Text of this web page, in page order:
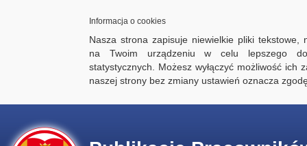
Informacja o cookies
Nasza strona zapisuje niewielkie pliki tekstowe,
na Twoim urządzeniu w celu lepszego
statystycznych. Możesz wyłączyć możliwość ich
naszej strony bez zmiany ustawień oznacza